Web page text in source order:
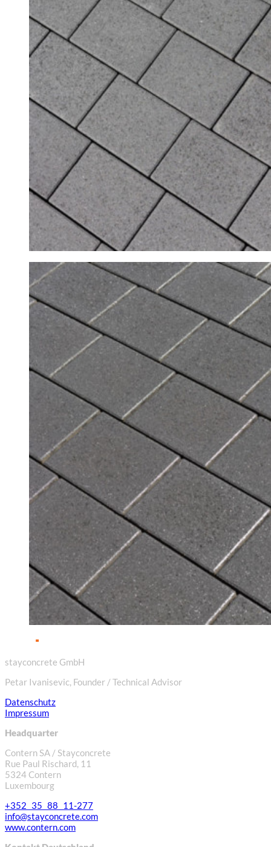
stayconcrete GmbH
Petar Ivanisevic, Founder / Technical Advisor
Datenschutz
Impressum
Headquarter
Contern SA / Stayconcrete
Rue Paul Rischard, 11
5324 Contern
Luxembourg
+352 35 88 11-277
info@stayconcrete.com
www.contern.com